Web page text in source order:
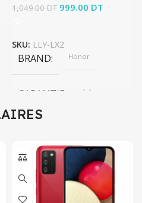
1,049.00DT Le prix initial
999.00 DT
SKU: LLY-LX2
BRAND Honor
GARANTIE 1 An